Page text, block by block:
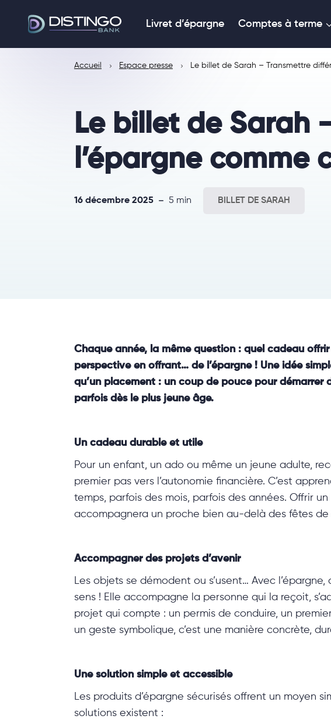
Livret d’épargne Comptes à terme
Accueil Espace presse Le billet de Sarah – Transmettre
Le billet de Sarah
l’épargne comme
16 décembre 2025 5 min BILLET DE SARAH
Chaque année, la même question : quel cadeau
perspective en offrant… de l’épargne ! Une idée
qu’un placement : un coup de pouce pour
parfois dès le plus jeune âge.
Un cadeau durable et utile
Pour un enfant, un ado ou même un jeune adulte,
premier pas vers l’autonomie financière. C’est
temps, parfois des mois, parfois des années. Offrir
accompagnera un proche bien au-delà des fêtes de
Accompagner des projets d’avenir
Les objets se démodent ou s’usent… Avec
sens ! Elle accompagne la personne qui la reçoit,
projet qui compte : un permis de conduire, un
un geste symbolique, c’est une manière concrète,
Une solution simple et accessible
Les produits d’épargne sécurisés offrent un moyen
solutions existent :